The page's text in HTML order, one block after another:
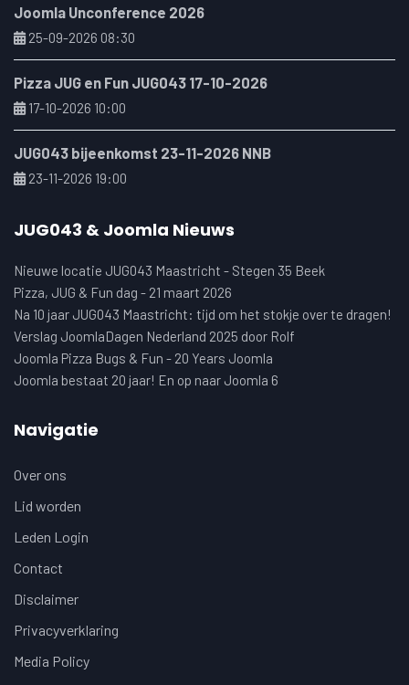
Joomla Unconference 2026
25-09-2026 08:30
Pizza JUG en Fun JUG043 17-10-2026
17-10-2026 10:00
JUG043 bijeenkomst 23-11-2026 NNB
23-11-2026 19:00
JUG043 & Joomla Nieuws
Nieuwe locatie JUG043 Maastricht - Stegen 35 Beek
Pizza, JUG & Fun dag - 21 maart 2026
Na 10 jaar JUG043 Maastricht: tijd om het stokje over te dragen!
Verslag JoomlaDagen Nederland 2025 door Rolf
Joomla Pizza Bugs & Fun - 20 Years Joomla
Joomla bestaat 20 jaar! En op naar Joomla 6
Navigatie
Over ons
Lid worden
Leden Login
Contact
Disclaimer
Privacyverklaring
Media Policy